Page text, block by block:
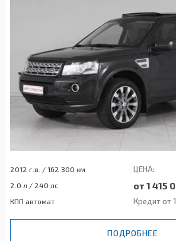
2012 г.в. / 162 300 км ЦЕНА:
2.0 л / 240 лс от 1 415
КПП автомат Кредит от
ПОДРОБНЕЕ